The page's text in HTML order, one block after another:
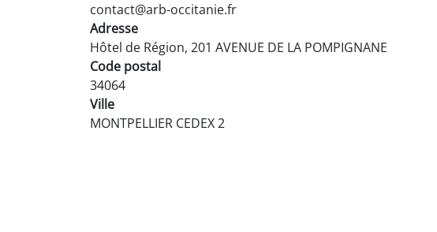
contact@arb-occitanie.fr
Adresse
Hôtel de Région, 201 AVENUE DE LA POMPIGNANE
Code postal
34064
Ville
MONTPELLIER CEDEX 2